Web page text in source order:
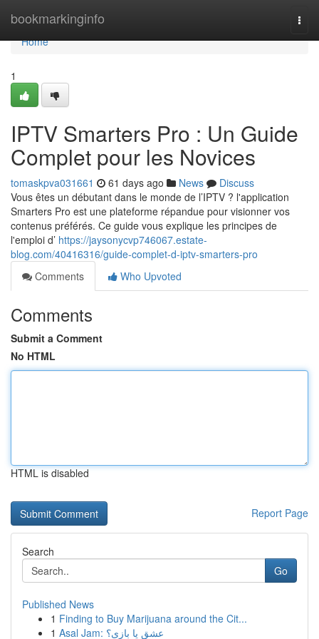
bookmarkinginfo
Home
Home
1
IPTV Smarters Pro : Un Guide
Complet pour les Novices
tomaskpva031661 61 days ago News
Discuss
Vous êtes un débutant dans le monde de l’IPTV ? l'application
Smarters Pro est une plateforme répandue pour visionner vos
contenus préférés. Ce guide vous explique les principes de
l'emploi d’ https://jaysonycvp746067.estate-
blog.com/40416316/guide-complet-d-iptv-smarters-pro
Comments
Who Upvoted
Comments
Submit a Comment
No HTML
HTML is disabled
Report Page
Search
Go
Published News
1 Finding to Buy Marijuana around the Cit...
1
Asal Jam: عشق یا بازی؟